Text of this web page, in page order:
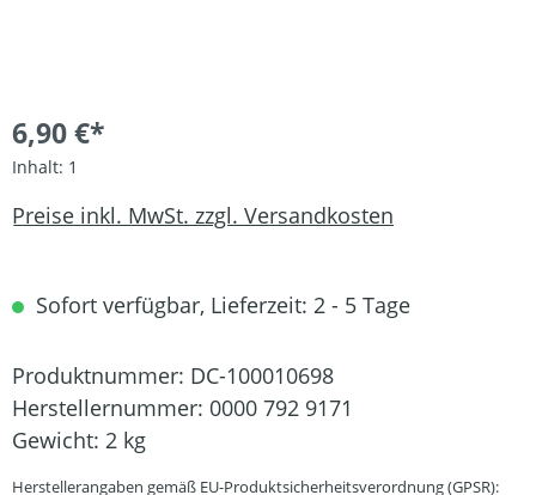
6,90 €*
Inhalt: 1
Preise inkl. MwSt. zzgl. Versandkosten
Sofort verfügbar, Lieferzeit: 2 - 5 Tage
Produktnummer: DC-100010698
Herstellernummer: 0000 792 9171
Gewicht: 2 kg
Herstellerangaben gemäß EU-Produktsicherheitsverordnung (GPSR):